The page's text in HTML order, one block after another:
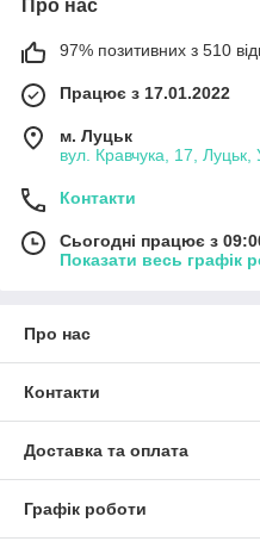
Про нас
97% позитивних з 510
Працює з 17.01.2022
м. Луцьк
вул. Кравчука, 17, Луцьк,
Контакти
Сьогодні працює з
Показати весь графік
Про нас
Контакти
Доставка та оплата
Графік роботи